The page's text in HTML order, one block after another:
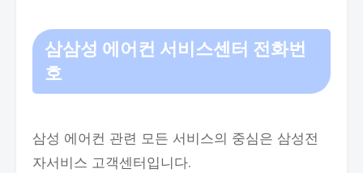
삼삼성 에어컨 서비스센터 전화번
호
삼성 에어컨 관련 모든 서비스의 중심은 삼성전
자서비스 고객센터입니다.